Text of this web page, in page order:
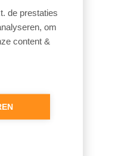
de prestaties
om
content &